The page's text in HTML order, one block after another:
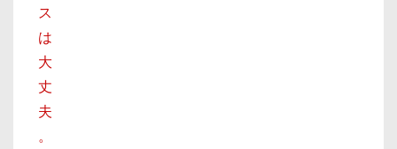
ス
は
大
丈
夫
。